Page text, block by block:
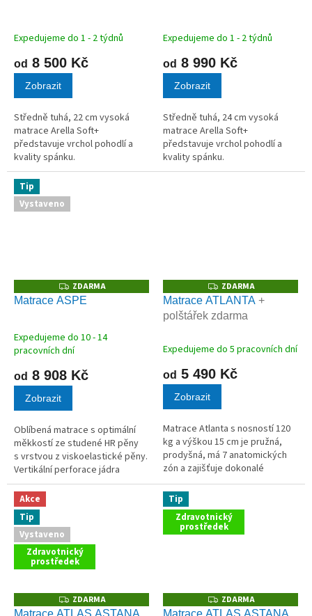
Expedujeme do 1 - 2 týdnů
od 8 500 Kč
Zobrazit
Středně tuhá, 22 cm vysoká
matrace Arella Soft+
představuje vrchol pohodlí a
kvality spánku.
Expedujeme do 1 - 2 týdnů
od 8 990 Kč
Zobrazit
Středně tuhá, 24 cm vysoká
matrace Arella Soft+
představuje vrchol pohodlí a
kvality spánku.
Tip
Vystaveno
Z
D
A
A
ZDARMA
Matrace ASPE
Průměrné
hodnocení
produktu
je
5,0
z
5
hvězdiček.
Expedujeme do 10 - 14
pracovních dní
od 8 908 Kč
Zobrazit
Oblíbená matrace s optimální
měkkostí ze studené HR pěny
s vrstvou z viskoelastické pěny.
Vertikální perforace jádra
zlepšuje prodyšnost matrace.
Z
D
A
R
ZDARMA
Matrace ATLANTA +
polštářek zdarma
Expedujeme do 5 pracovních dní
od 5 490 Kč
Zobrazit
Matrace Atlanta s nosností 120
kg a výškou 15 cm je pružná,
prodyšná, má 7 anatomických
zón a zajišťuje dokonalé
rozložení hmotnosti těla.
Akce
Tip
Vystaveno
Zdravotnický
prostředek
Z
D
ZDARMA
Tip
Zdravotnický
prostředek
Z
D
ZDARMA